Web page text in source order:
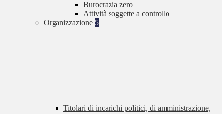
Burocrazia zero
Attività soggette a controllo
Organizzazione 5
Titolari di incarichi politici, di amministrazione,